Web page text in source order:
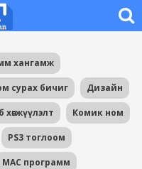
хангамж
сурах бичиг Дизайн
хөгжүүлэлт Комик ном
PS3 тоглоом
MAC программ